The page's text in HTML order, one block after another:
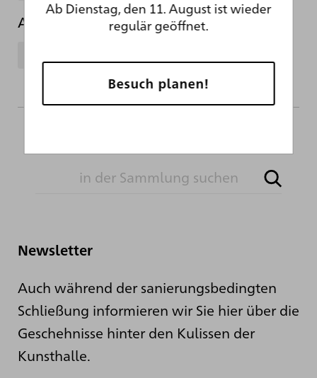
Abteilung
Newsletter
Auch während der sanierungsbedingten
Schließung informieren wir Sie hier über die
Geschehnisse hinter den Kulissen der
Kunsthalle.
Ab Dienstag, den 11. August ist wieder
regulär geöffnet.
Besuch planen!